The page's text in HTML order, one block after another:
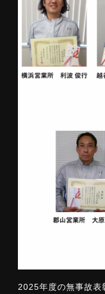
2025年度の無事故表